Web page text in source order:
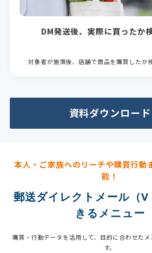
DM発送後、実際に買ったか
対象者が施策後、店舗で商品を購買したか
資料ダウンロード
本人・ご家族へのリーチや購買行動
能！
郵送ダイレクトメール（
きるメニュー
購買・行動データを活用して、目的に合わせた
す。